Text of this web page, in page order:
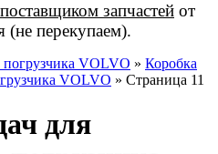
запчастей от
(не перекупаем).
погрузчика VOLVO » Коробка
VOLVO » Страница 11
для